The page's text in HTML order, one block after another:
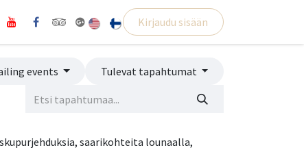
Kirjaudu sisään
events Tulevat tapahtumat
saarikohteita lounaalla,